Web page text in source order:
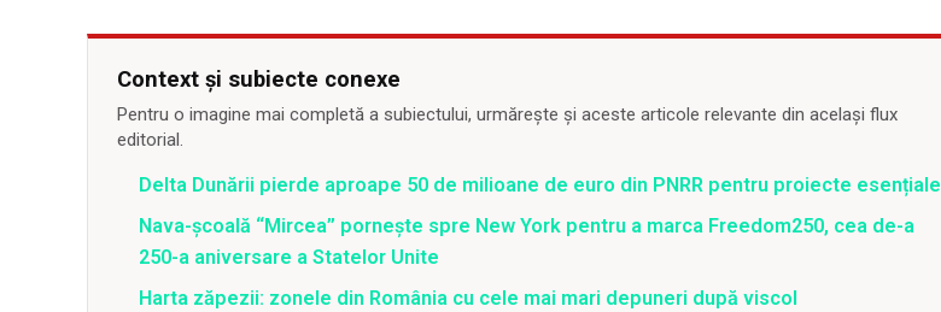
Context și subiecte conexe
Pentru o imagine mai completă a subiectului, urmărește și aceste articole relevante din același flux
editorial.
Delta Dunării pierde aproape 50 de milioane de euro din PNRR pentru proiecte esențiale
Nava-școală “Mircea” pornește spre New York pentru a marca Freedom250, cea de-a
250-a aniversare a Statelor Unite
Harta zăpezii: zonele din România cu cele mai mari depuneri după viscol